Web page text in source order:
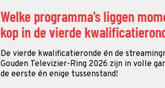
Welke programma's liggen
kop in de vierde
De vierde kwalificatieronde én de
Gouden Televizier-Ring 2026 zijn in volle
de eerste én enige tussenstand!